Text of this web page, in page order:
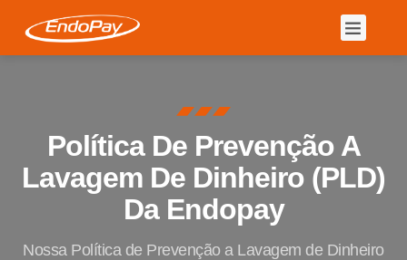
Política De Prevenção A
Lavagem De Dinheiro (PLD)
Da Endopay
Nossa Política de Prevenção a Lavagem de Dinheiro